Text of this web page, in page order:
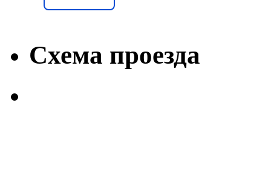
Схема проезда